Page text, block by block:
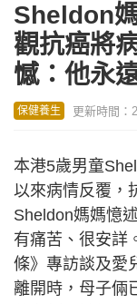
Sheldon
觀抗癌將
憾：他永
保健養生 更新時間：
本港5歲男童
以來病情反覆，
Sheldon媽媽憶
有痛苦、很安詳
條》專訪談及愛
離開時，母子倆